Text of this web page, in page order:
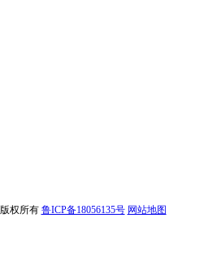
版权所有 鲁ICP备18056135号 网站地图